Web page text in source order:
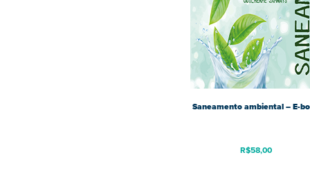
Saneamento ambiental – E-
R$58,00